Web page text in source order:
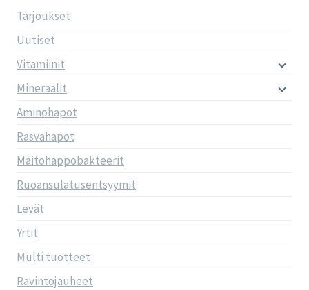
Tarjoukset
Uutiset
Vitamiinit
Mineraalit
Aminohapot
Rasvahapot
Maitohappobakteerit
Ruoansulatusentsyymit
Levät
Yrtit
Multi tuotteet
Ravintojauheet